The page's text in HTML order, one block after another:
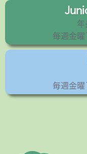
年
毎週金
毎週金